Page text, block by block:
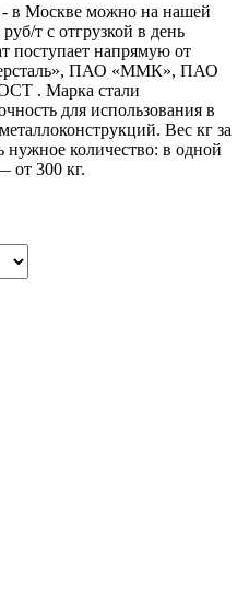
- в Москве можно на нашей
т с отгрузкой в день
поступает напрямую от
ПАО «ММК», ПАО
. Марка стали
для использования в
Вес кг за
нужное количество: в одной
от 300 кг.